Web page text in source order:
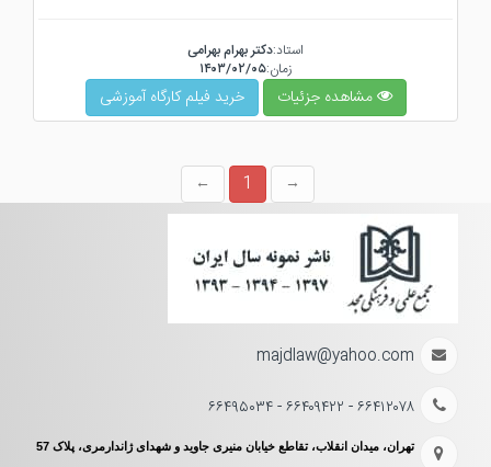
استاد:دکتر بهرام بهرامی
زمان:۱۴۰۳/۰۲/۰۵
مشاهده جزئیات خرید فیلم کارگاه آموزشی
1
majdlaw@yahoo.com
۶۶۴۱۲۰۷۸ - ۶۶۴۰۹۴۲۲ - ۶۶۴۹۵۰۳۴
تهران، میدان انقلاب، تقاطع خیابان منیری جاوید و شهدای ژاندارمری، پلاک 57